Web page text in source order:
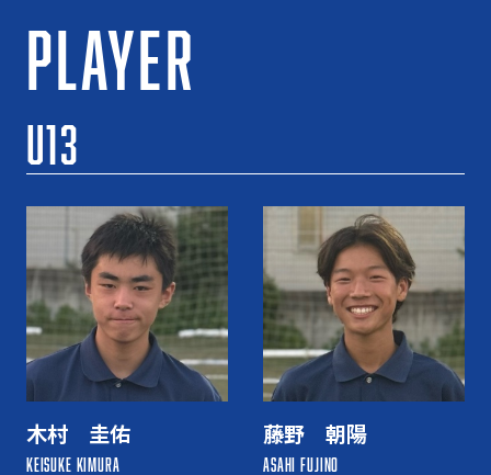
PLAYER
U13
木村 圭佑
KEISUKE KIMURA
藤野 朝陽
ASAHI FUJINO